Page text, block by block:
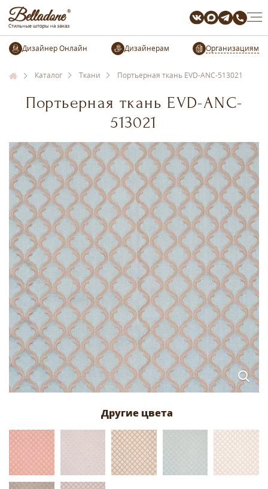
Организациям
Каталог Ткани Портьерная ткань EVD-ANC-513021
Портьерная ткань EVD-ANC-
513021